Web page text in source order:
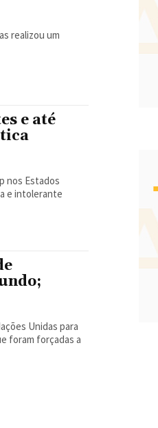
realizou um
e até
nos Estados
e intolerante
foram forçadas a